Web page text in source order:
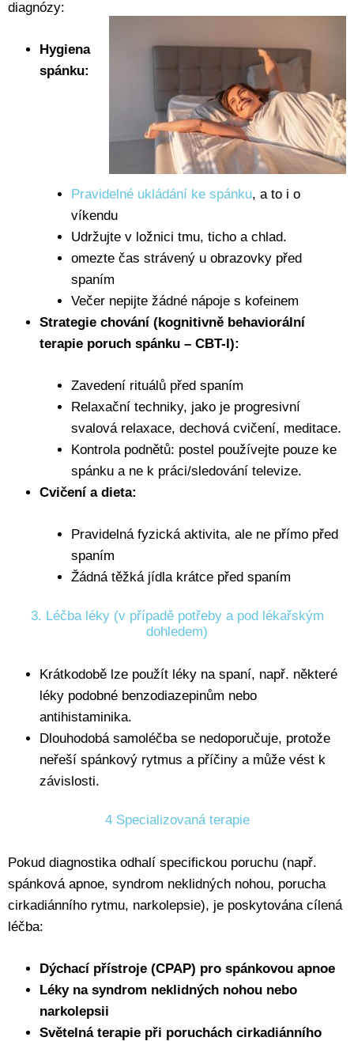
diagnózy:
Hygiena
spánku:
Pravidelné ukládání ke spánku, a to i o
víkendu
Udržujte v ložnici tmu, ticho a chlad.
omezte čas strávený u obrazovky před
spaním
Večer nepijte žádné nápoje s kofeinem
Strategie chování (kognitivně behaviorální
terapie poruch spánku – CBT-I):
Zavedení rituálů před spaním
Relaxační techniky, jako je progresivní
svalová relaxace, dechová cvičení, meditace.
Kontrola podnětů: postel používejte pouze ke
spánku a ne k práci/sledování televize.
Cvičení a dieta:
Pravidelná fyzická aktivita, ale ne přímo před
spaním
Žádná těžká jídla krátce před spaním
3. Léčba léky (v případě potřeby a pod lékařským
dohledem)
Krátkodobě lze použít léky na spaní, např. některé
léky podobné benzodiazepinům nebo
antihistaminika.
Dlouhodobá samoléčba se nedoporučuje, protože
neřeší spánkový rytmus a příčiny a může vést k
závislosti.
4 Specializovaná terapie
Pokud diagnostika odhalí specifickou poruchu (např.
spánková apnoe, syndrom neklidných nohou, porucha
cirkadiánního rytmu, narkolepsie), je poskytována cílená
léčba:
Dýchací přístroje (CPAP) pro spánkovou apnoe
Léky na syndrom neklidných nohou nebo
narkolepsii
Světelná terapie při poruchách cirkadiánního